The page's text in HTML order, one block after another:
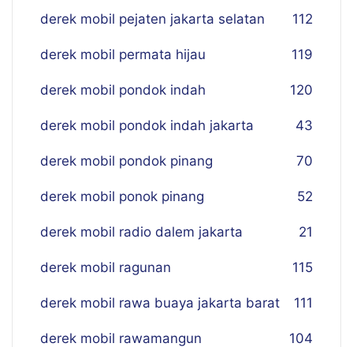
derek mobil pejaten jakarta selatan 112
derek mobil permata hijau 119
derek mobil pondok indah 120
derek mobil pondok indah jakarta 43
derek mobil pondok pinang 70
derek mobil ponok pinang 52
derek mobil radio dalem jakarta 21
derek mobil ragunan 115
derek mobil rawa buaya jakarta barat 111
derek mobil rawamangun 104